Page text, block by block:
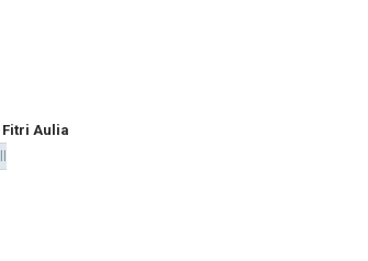
Fitri Aulia